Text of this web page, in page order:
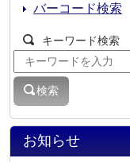
お知らせ
バーコード検索
キーワード検索
検索